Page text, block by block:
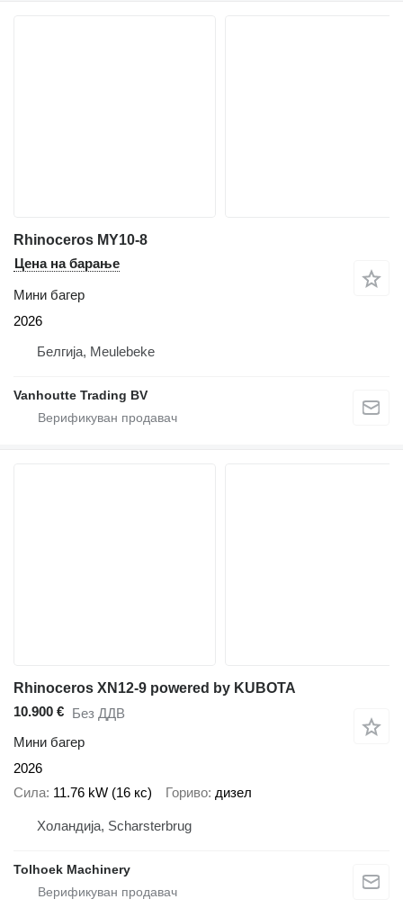
Rhinoceros MY10-8
Цена на барање
Мини багер
2026
Белгија, Meulebeke
Vanhoutte Trading BV
Rhinoceros XN12-9 powered by KUBOTA
10.900 € Без ДДВ
Мини багер
2026
Сила 11.76 kW (16 кс) Гориво дизел
Холандија, Scharsterbrug
Tolhoek Machinery